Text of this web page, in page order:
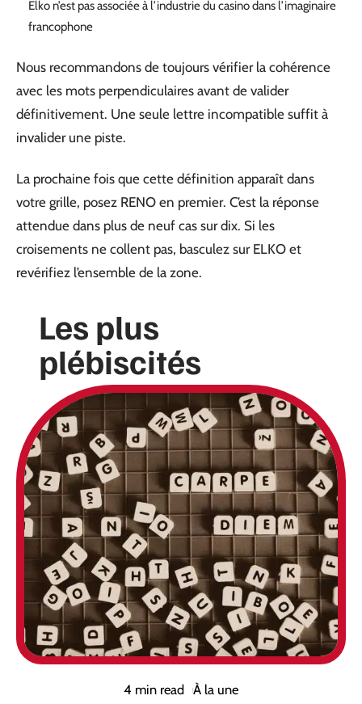
Elko n’est pas associée à l’industrie du casino dans l’imaginaire
francophone
Nous recommandons de toujours vérifier la cohérence
avec les mots perpendiculaires avant de valider
définitivement. Une seule lettre incompatible suffit à
invalider une piste.
La prochaine fois que cette définition apparaît dans
votre grille, posez RENO en premier. C’est la réponse
attendue dans plus de neuf cas sur dix. Si les
croisements ne collent pas, basculez sur ELKO et
revérifiez l’ensemble de la zone.
Les plus
plébiscités
4 min read À la une